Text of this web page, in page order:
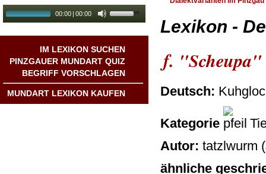
00:00 | 00:00
IM LEXIKON SUCHEN
PINZGAUER MUNDART QUIZ
BEGRIFF VORSCHLAGEN
MUNDART LEXIKON KAUFEN
Lexikon -
f. "Scheupa"
Deutsch:
Kategorie
Autor: tatzlwurm
ähnliche